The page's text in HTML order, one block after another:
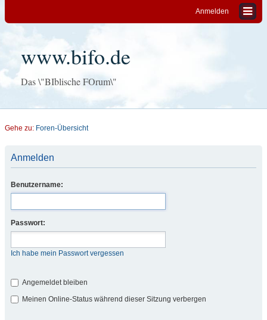
Anmelden
www.bifo.de
Das \"BIblische FOrum\"
Gehe zu: Foren-Übersicht
Anmelden
Benutzername:
Passwort:
Ich habe mein Passwort vergessen
Angemeldet bleiben
Meinen Online-Status während dieser Sitzung verbergen